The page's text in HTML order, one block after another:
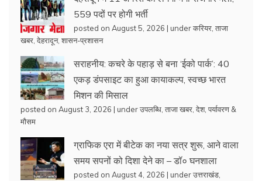
559 पदों पर होगी भर्ती
posted on August 5, 2026 | underकरियर ताजा
खबर देहरादून, शासन-प्रशासन
सराहनीय: कचरे के पहाड़ से बना ‘ईको पार्क’: 40
एकड़ डंपसाइट का हुआ कायाकल्प, स्वच्छ भारत
मिशन की मिसाल
posted on August 3, 2026 | underउपलब्धि ताजा खबर देश, पर्यावरण &
मौसम
ग्राफिक एरा में बीटेक का नया सत्र शुरू, आने वाला
समय सपनों को दिशा देने का – डॉ० घनशाला
posted on August 4, 2026 | underउत्तराखंड